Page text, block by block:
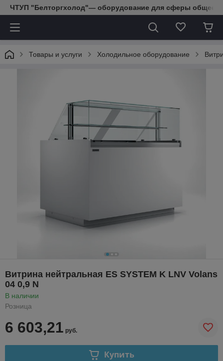
ЧТУП "Белторгхолод"— оборудование для сферы
Товары и услуги Холодильное оборудование
Витрина нейтральная ES SYSTEM K LNV Volans
04 0,9 N
В наличии
Розница
6 603,21 руб.
Купить